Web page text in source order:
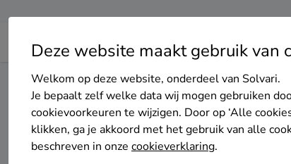
Deze website maakt gebruik van
Welkom op deze website, onderdeel van Solvari.
Je bepaalt zelf welke data wij mogen gebruiken
cookievoorkeuren te wijzigen. Door op ‘Alle
klikken, ga je akkoord met het gebruik van alle
beschreven in onze cookieverklaring.
Home Zonnepanelen Zuid-Holland Lisse
Top